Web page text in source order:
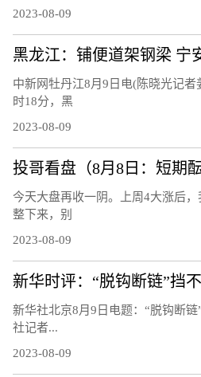
2023-08-09
中新网牡丹江8月9日电(陈晓光记
时18分，黑
2023-08-09
投哥看盘（8月8日：短期
今天大盘再收一阴。上周4大涨后
整下来，别
2023-08-09
新华时评：“脱钩断链”挡
新华社北京8月9日电题：“脱钩断
社记者...
2023-08-09